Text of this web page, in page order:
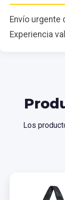
Envío
Experiencia
Los